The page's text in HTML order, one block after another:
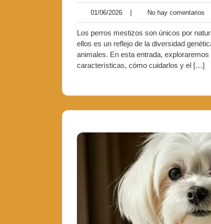
01/06/2026 No hay comentarios
Los perros mestizos son únicos por
ellos es un reflejo de la diversidad
animales. En esta entrada,
características, cómo cuidarlos y el […]